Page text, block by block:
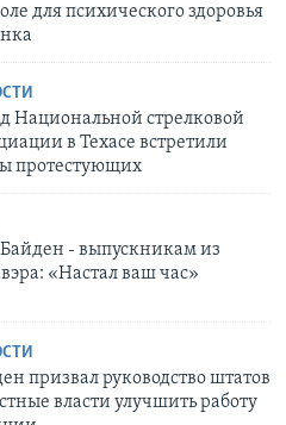
для психического здоровья
Национальной стрелковой
в Техасе встретили
протестующих
- выпускникам из
«Настал ваш час»
призвал руководство штатов
власти улучшить работу